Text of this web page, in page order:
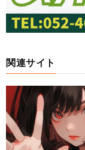
関連サイト